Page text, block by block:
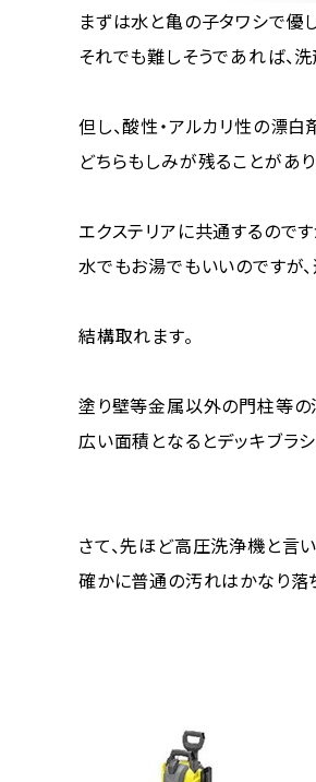
まずは水と亀の子タワシで優
それでも難しそうであれば、洗剤
但し、酸性・アルカリ性の漂
どちらもしみが残ることがあり
エクステリアに共通するので
水でもお湯でもいいのですが
結構取れます。
塗り壁等金属以外の門柱等の
広い面積となるとデッキブラ
さて、先ほど高圧洗浄機と言
確かに普通の汚れはかなり落